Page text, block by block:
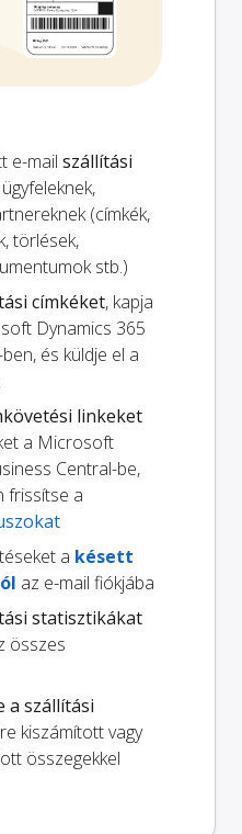
e-mail szállítási
(címkék,
törlések,
stb.)
címkéket, kapja
Dynamics 365
és küldje el a
linkeket
a Microsoft
Central-be,
frissítse a
a késett
az e-mail fiókjába
statisztikákat
összes
a szállítási
kiszámított vagy
összegekkel